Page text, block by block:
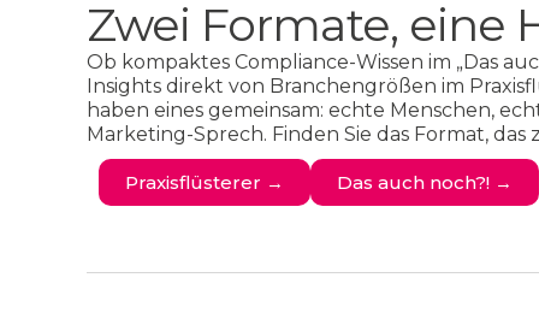
Zwei Formate, eine
Ob kompaktes Compliance-Wissen im „Das
Insights direkt von Branchengrößen im
haben eines gemeinsam: echte Menschen,
Marketing-Sprech. Finden Sie das Format, das
Praxisflüsterer → Das auch noch?! →